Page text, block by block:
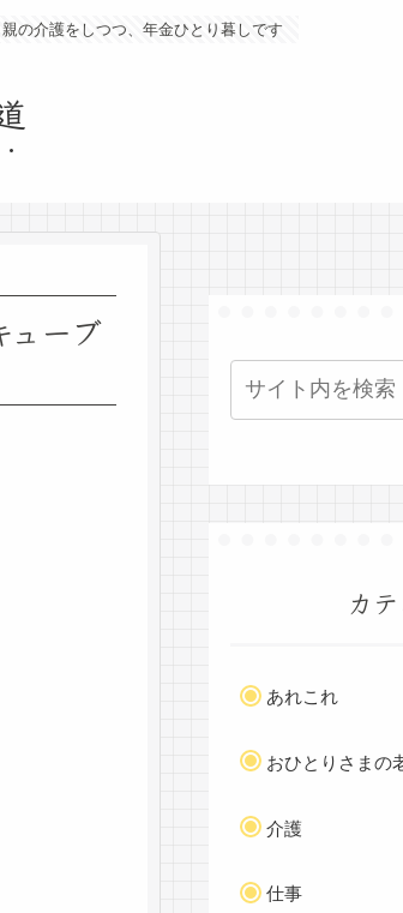
の介護をしつつ、年金ひとり暮しです
ーブ
カ
あれこれ
おひとりさまの
介護
仕事